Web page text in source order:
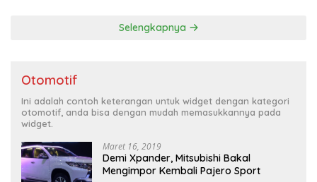
Selengkapnya
Otomotif
Ini adalah contoh keterangan untuk widget dengan kategori
otomotif, anda bisa dengan mudah memasukkannya pada
widget.
Maret 16, 2019
Demi Xpander, Mitsubishi Bakal
Mengimpor Kembali Pajero Sport